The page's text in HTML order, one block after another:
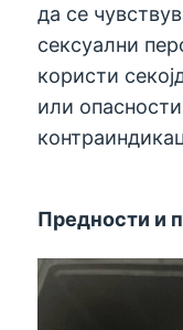
да се
сексуални
користи
или
Предности и